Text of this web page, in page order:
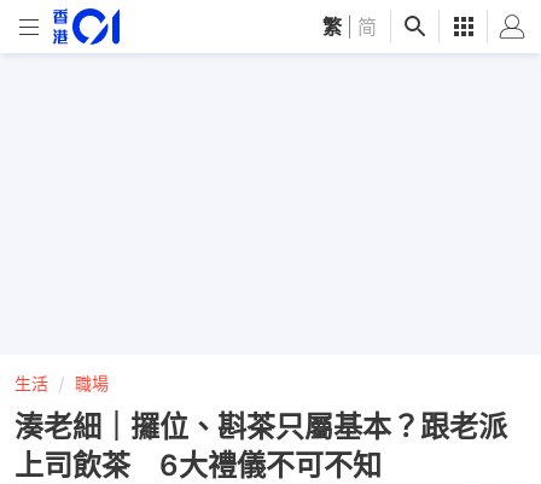
繁 简
生活 職場
湊老細｜攞位、斟茶只屬基本？跟老派
上司飲茶 6大禮儀不可不知